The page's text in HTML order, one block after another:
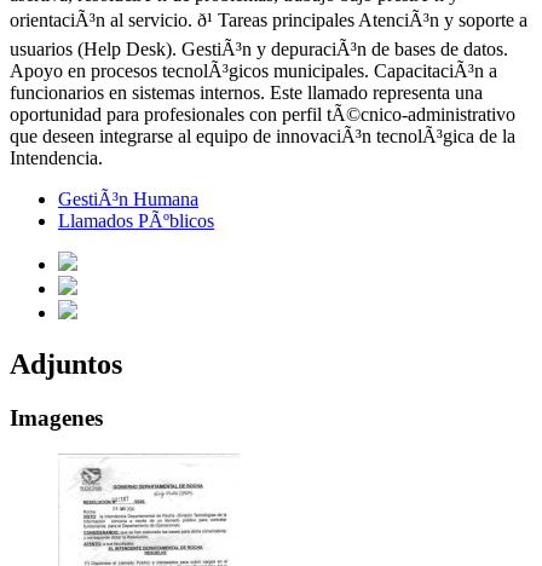
orientaciÃ³n al servicio. ð¹ Tareas principales AtenciÃ³n y soporte a
usuarios (Help Desk). GestiÃ³n y depuraciÃ³n de bases de datos.
Apoyo en procesos tecnolÃ³gicos municipales. CapacitaciÃ³n a
funcionarios en sistemas internos. Este llamado representa una
oportunidad para profesionales con perfil tÃ©cnico-administrativo
que deseen integrarse al equipo de innovaciÃ³n tecnolÃ³gica de la
Intendencia.
GestiÃ³n Humana
Llamados PÃºblicos
Adjuntos
Imagenes